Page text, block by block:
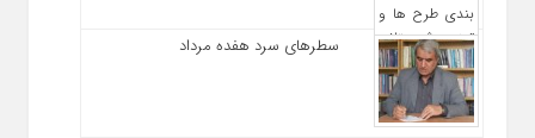
سطرهای سرد هفده مرداد